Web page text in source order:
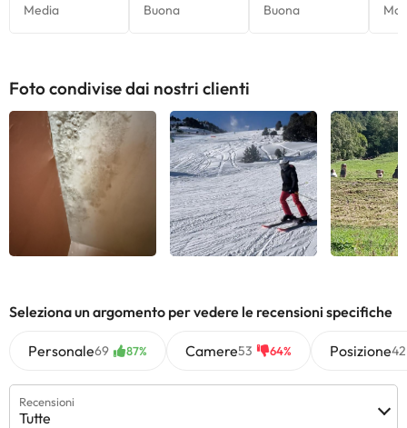
Foto condivise dai nostri clienti
Seleziona un argomento per vedere le recensioni specifiche
Personale69 87% Camere53 64% Posizione42
Recensioni
Tutte